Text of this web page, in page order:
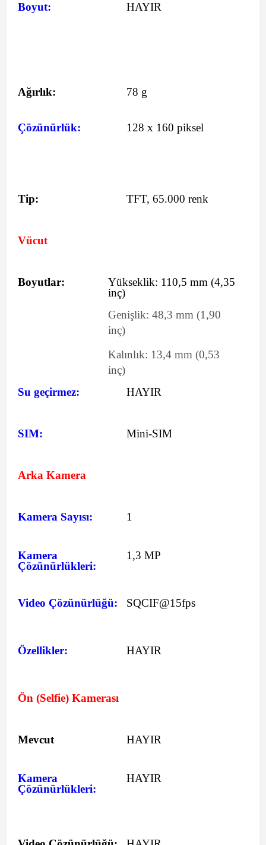
Boyut: HAYIR
Ağırlık: 78 g
Çözünürlük: 128 x 160 piksel
Tip: TFT, 65.000 renk
Vücut
Boyutlar: Yükseklik: 110,5 mm (4,35
inç)
Genişlik: 48,3 mm (1,90
inç)
Kalınlık: 13,4 mm (0,53
inç)
Su geçirmez:
HAYIR
SIM: Mini-SIM
Arka Kamera
Kamera Sayısı: 1
Kamera
Çözünürlükleri:
1,3 MP
Video Çözünürlüğü: SQCIF@15fps
Özellikler: HAYIR
Ön (Selfie) Kamerası
Mevcut HAYIR
Kamera
Çözünürlükleri:
HAYIR